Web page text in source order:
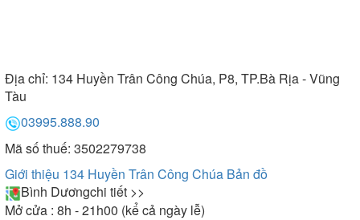
Địa chỉ: 134 Huyền Trân Công Chúa, P8, TP.Bà Rịa - Vũng
Tàu
03995.888.90
Mã số thuế: 3502279738
Giới thiệu 134 Huyền Trân Công Chúa Bản đồ
Bình Dươngchi tiết >>
Mở cửa : 8h - 21h00 (kể cả ngày lễ)